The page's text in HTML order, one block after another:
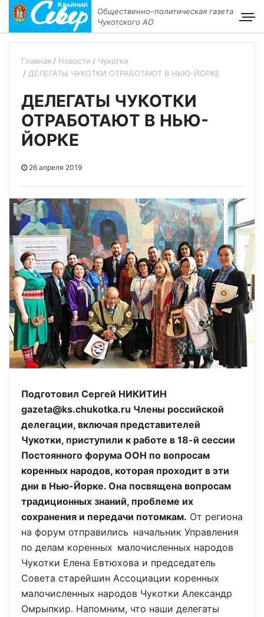
Общественно–политическая газета
Чукотского АО
Главная Новости
Чукотка
ДЕЛЕГАТЫ ЧУКОТКИ ОТРАБОТАЮТ В НЬЮ-ЙОРКЕ
ДЕЛЕГАТЫ ЧУКОТКИ
ОТРАБОТАЮТ В НЬЮ-
ЙОРКЕ
26 апреля 2019
Подготовил Сергей НИКИТИН
gazeta@ks.chukotka.ru Члены российской
делегации, включая представителей
Чукотки, приступили к работе в 18-й сессии
Постоянного форума ООН по вопросам
коренных народов, которая проходит в эти
дни в Нью-Йорке. Она посвящена вопросам
традиционных знаний, проблеме их
сохранения и передачи потомкам. От региона
на форум отправились начальник Управления
по делам коренных малочисленных народов
Чукотки Елена Евтюхова и председатель
Совета старейшин Ассоциации коренных
малочисленных народов Чукотки Александр
Омрыпкир. Напомним, что наши делегаты